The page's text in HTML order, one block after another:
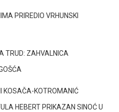
PRIREDIO VRHUNSKI
TRUD: ZAHVALNICA
KOSAČA-KOTROMANIĆ
HEBERT PRIKAZAN SINOĆ U